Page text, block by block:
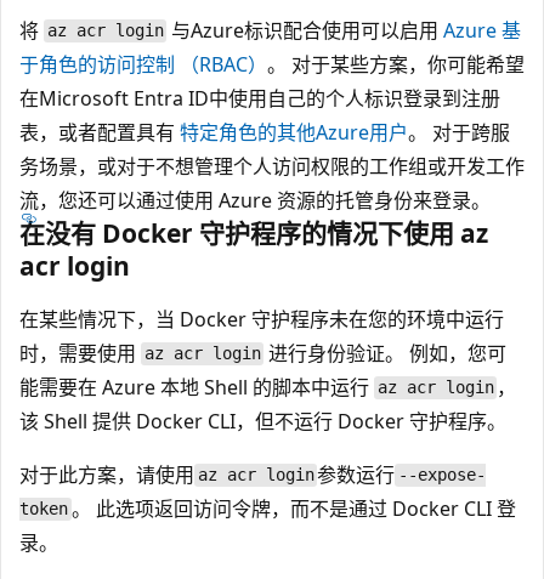
将 az acr login 与Azure标识配合使用可以启用Azure 基
于角色的访问控制 （RBAC） 。 对于某些方案，你可能希望
在Microsoft Entra ID中使用自己的个人标识登录到注册
表，或者配置具有 特定角色的其他Azure用户。 对于跨服
务场景，或对于不想管理个人访问权限的工作组或开发工作
流，您还可以通过使用 Azure 资源的托管身份来登录。
在没有 Docker 守护程序的情况下使用 az
acr login
在某些情况下，当 Docker 守护程序未在您的环境中运行
时，需要使用 az acr login 进行身份验证。 例如，您可
能需要在 Azure 本地 Shell 的脚本中运行 az acr login ，
该 Shell 提供 Docker CLI，但不运行 Docker 守护程序。
对于此方案，请使用 az acr login参数运行 --expose-
token。 此选项返回访问令牌，而不是通过 Docker CLI 登
录。